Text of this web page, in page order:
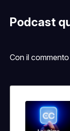
Podcast
Con il